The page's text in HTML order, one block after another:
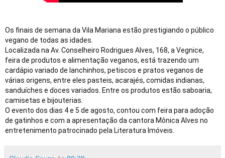
Os finais de semana da Vila Mariana estão prestigiando o público
vegano de todas as idades.
Localizada na Av. Conselheiro Rodrigues Alves, 168, a Vegnice,
feira de produtos e alimentação veganos, está trazendo um
cardápio variado de lanchinhos, petiscos e pratos veganos de
várias origens, entre eles pasteis, acarajés, comidas indianas,
sanduíches e doces variados. Entre os produtos estão saboaria,
camisetas e bijouterias.
O evento dos dias 4 e 5 de agosto, contou com feira para adoção
de gatinhos e com a apresentação da cantora Mônica Alves no
entretenimento patrocinado pela Literatura Imóveis.